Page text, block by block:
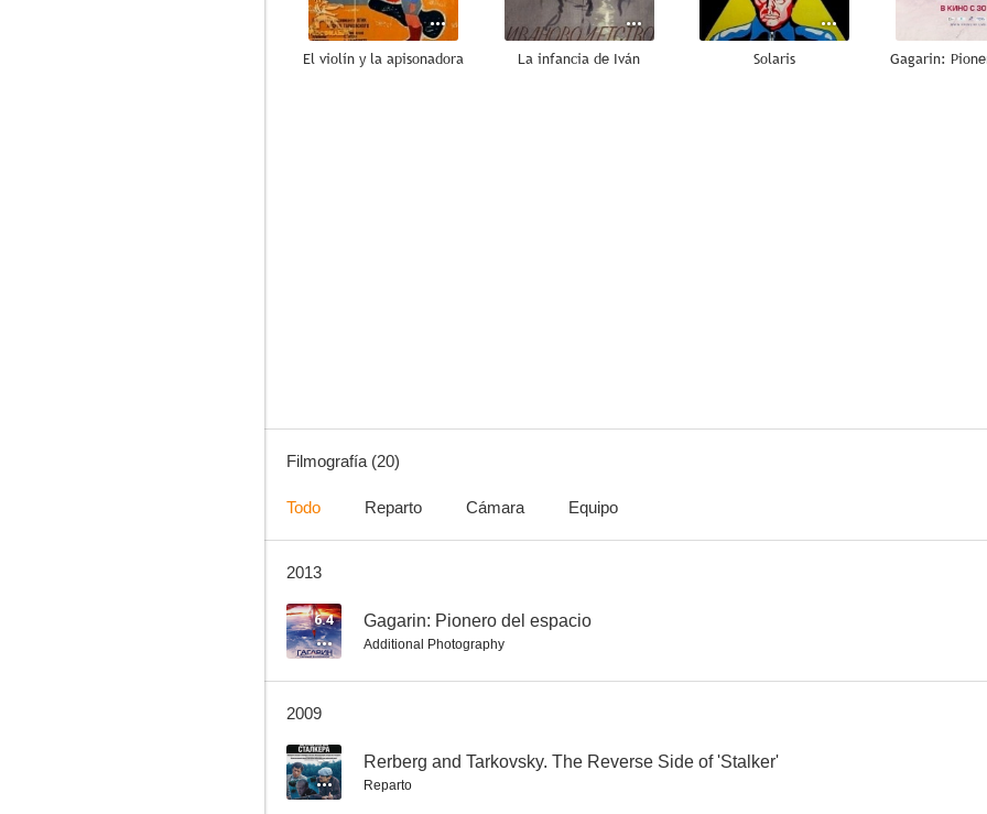
El violín y la apisonadora La infancia de Iván Solaris
--
Filmografía (20)
Todo Reparto Cámara Equipo
2013
6.4 Gagarin: Pionero del espacio
Additional Photography
2009
-- Rerberg and Tarkovsky. The Reverse Side of 'Stalker'
Reparto